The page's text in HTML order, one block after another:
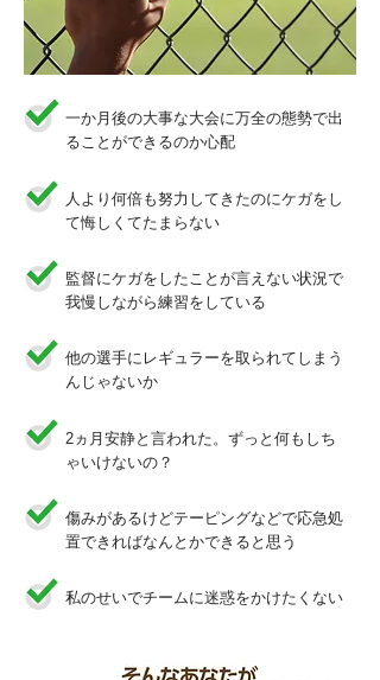
一か月後の大事な大会に万全の態勢で出
ることができるのか心配
​人より何倍も努力してきたのにケガをし
て悔しくてたまらない
監督にケガをしたことが言えない状況で
我慢しながら練習をしている
他の選手にレギュラーを取られてしまう
んじゃないか
2ヵ月安静と言われた。ずっと何もしち
ゃいけないの？
傷みがあるけどテーピングなどで応急処
置できればなんとかできると思う
私のせいでチームに迷惑をかけたくない